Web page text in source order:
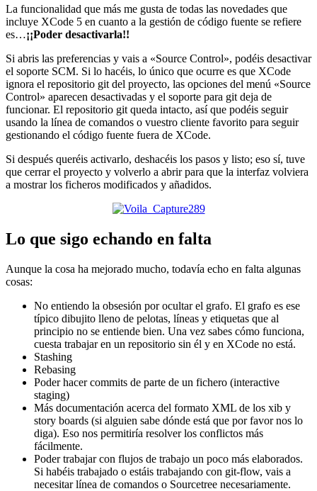
La funcionalidad que más me gusta de todas las novedades que
incluye XCode 5 en cuanto a la gestión de código fuente se refiere
es…¡¡Poder desactivarla!!
Si abris las preferencias y vais a «Source Control», podéis desactivar
el soporte SCM. Si lo hacéis, lo único que ocurre es que XCode
ignora el repositorio git del proyecto, las opciones del menú «Source
Control» aparecen desactivadas y el soporte para git deja de
funcionar. El repositorio git queda intacto, así que podéis seguir
usando la línea de comandos o vuestro cliente favorito para seguir
gestionando el código fuente fuera de XCode.
Si después queréis activarlo, deshacéis los pasos y listo; eso sí, tuve
que cerrar el proyecto y volverlo a abrir para que la interfaz volviera
a mostrar los ficheros modificados y añadidos.
Lo que sigo echando en falta
Aunque la cosa ha mejorado mucho, todavía echo en falta algunas
cosas:
No entiendo la obsesión por ocultar el grafo. El grafo es ese
típico dibujito lleno de pelotas, líneas y etiquetas que al
principio no se entiende bien. Una vez sabes cómo funciona,
cuesta trabajar en un repositorio sin él y en XCode no está.
Stashing
Rebasing
Poder hacer commits de parte de un fichero (interactive
staging)
Más documentación acerca del formato XML de los xib y
story boards (si alguien sabe dónde está que por favor nos lo
diga). Eso nos permitiría resolver los conflictos más
fácilmente.
Poder trabajar con flujos de trabajo un poco más elaborados.
Si habéis trabajado o estáis trabajando con git-flow, vais a
necesitar línea de comandos o Sourcetree necesariamente.